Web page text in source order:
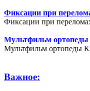
Фиксации при
Фиксации при
Мультфильм
Мультфильм ортопеды
Важное: